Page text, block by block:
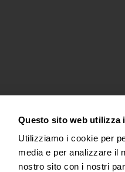
Questo sito web utilizza
Utilizziamo i cookie per
media e per analizzare il
nostro sito con i nostri